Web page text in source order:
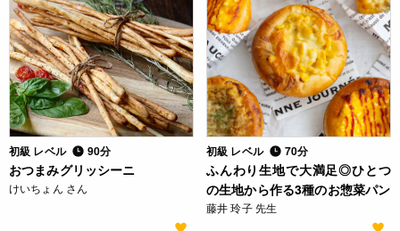
初級 レベル 90分
おつまみグリッシーニ
けいちょん さん
初級 レベル 70分
ふんわり生地で大満足◎ひとつ
の生地から作る3種のお惣菜パン
藤井 玲子 先生